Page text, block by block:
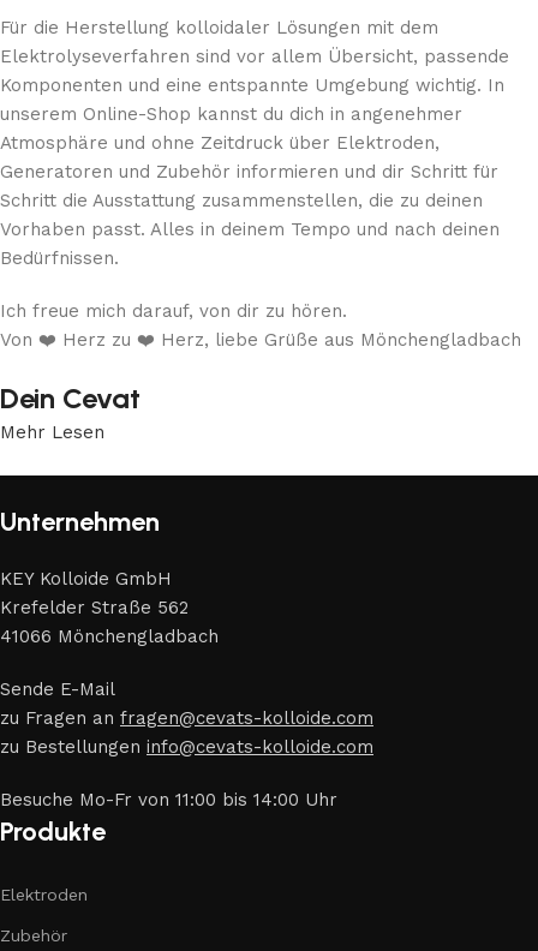
Für die Herstellung kolloidaler Lösungen mit dem
Elektrolyseverfahren sind vor allem Übersicht, passende
Komponenten und eine entspannte Umgebung wichtig. In
unserem Online-Shop kannst du dich in angenehmer
Atmosphäre und ohne Zeitdruck über Elektroden,
Generatoren und Zubehör informieren und dir Schritt für
Schritt die Ausstattung zusammenstellen, die zu deinen
Vorhaben passt. Alles in deinem Tempo und nach deinen
Bedürfnissen.
Ich freue mich darauf, von dir zu hören.
Von ❤️ Herz zu ❤️ Herz, liebe Grüße aus Mönchengladbach
Dein Cevat
Mehr Lesen
Unternehmen
KEY Kolloide GmbH
Krefelder Straße 562
41066 Mönchengladbach
Sende E-Mail
zu Fragen an fragen@cevats-kolloide.com
zu Bestellungen info@cevats-kolloide.com
Besuche Mo-Fr von 11:00 bis 14:00 Uhr
Produkte
Elektroden
Zubehör